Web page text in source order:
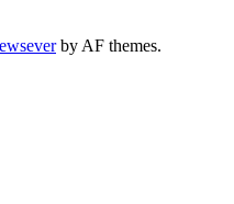
by AF themes.